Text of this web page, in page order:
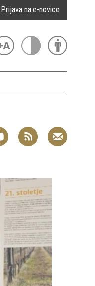
Prijava na e-novice